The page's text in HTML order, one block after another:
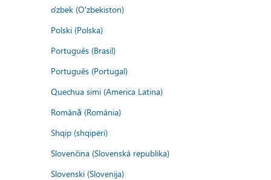
o'zbek (O'zbekiston)
Polski (Polska)
Português (Brasil)
Português (Portugal)
Quechua simi (America Latina)
Română (România)
Shqip (shqipëri)
Slovenčina (Slovenská republika)
Slovenski (Slovenija)